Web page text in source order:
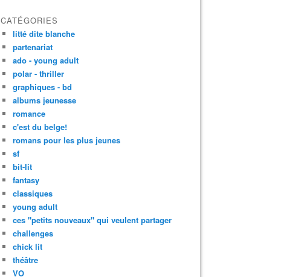
CATÉGORIES
litté dite blanche
partenariat
ado - young adult
polar - thriller
graphiques - bd
albums jeunesse
romance
c'est du belge!
romans pour les plus jeunes
sf
bit-lit
fantasy
classiques
young adult
ces "petits nouveaux" qui veulent partager
challenges
chick lit
théâtre
VO